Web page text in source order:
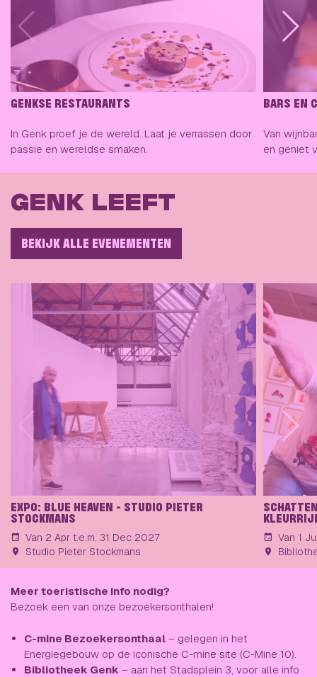
GENKSE RESTAURANTS
In Genk proef je de wereld. Laat je verrassen door
passie en wereldse smaken.
BARS EN
Van
en geniet
GENK LEEFT
BEKIJK ALLE EVENEMENTEN
EXPO: BLUE HEAVEN - STUDIO PIETER
STOCKMANS
Van 2 Apr t.e.m. 31 Dec 2027
Studio Pieter Stockmans
Van 1
Meer toeristische info nodig?
Bezoek een van onze bezoekersonthalen!
C-mine Bezoekersonthaal– gelegen in het
Energiegebouw op de iconische C-mine site (C-Mine 10).
Bibliotheek Genk – aan het Stadsplein 3, voor alle info